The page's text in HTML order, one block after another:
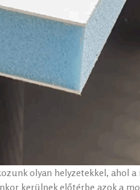
olyan helyzetekkel, ahol
kerülnek előtérbe azok a